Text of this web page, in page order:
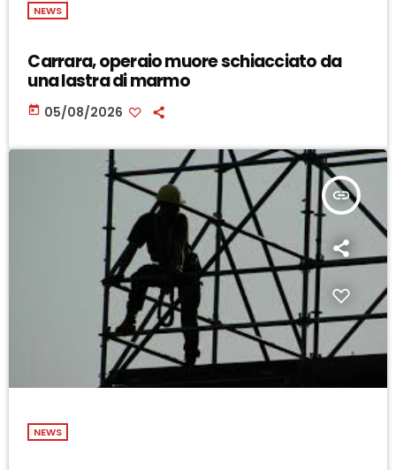
NEWS
Carrara, operaio muore schiacciato da
una lastra di marmo
today 05/08/2026
insert_link
NEWS